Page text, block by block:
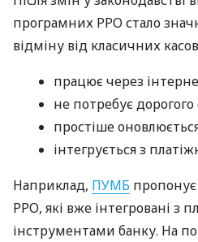
програмних РРО стало
відміну від класичних
працює через
не потребує
простіше
інтегрується з
Наприклад, ПУМБ пропонує
РРО, які вже інтегровані з
інструментами банку. На